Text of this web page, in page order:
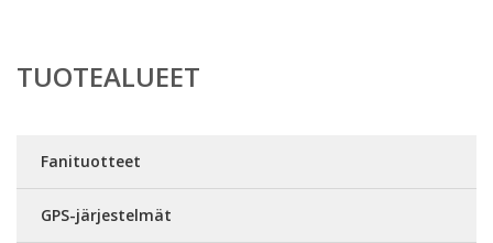
TUOTEALUEET
Fanituotteet
GPS-järjestelmät